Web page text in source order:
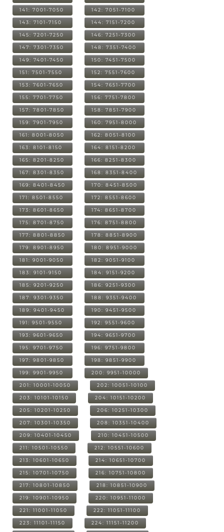
141: 7001-7050 142: 7051-7100
143: 7101-7150 144: 7151-7200
145: 7201-7250 146: 7251-7300
147: 7301-7350 148: 7351-7400
149: 7401-7450 150: 7451-7500
151: 7501-7550 152: 7551-7600
153: 7601-7650 154: 7651-7700
155: 7701-7750 156: 7751-7800
157: 7801-7850 158: 7851-7900
159: 7901-7950 160: 7951-8000
161: 8001-8050 162: 8051-8100
163: 8101-8150 164: 8151-8200
165: 8201-8250 166: 8251-8300
167: 8301-8350 168: 8351-8400
169: 8401-8450 170: 8451-8500
171: 8501-8550 172: 8551-8600
173: 8601-8650 174: 8651-8700
175: 8701-8750 176: 8751-8800
177: 8801-8850 178: 8851-8900
179: 8901-8950 180: 8951-9000
181: 9001-9050 182: 9051-9100
183: 9101-9150 184: 9151-9200
185: 9201-9250 186: 9251-9300
187: 9301-9350 188: 9351-9400
189: 9401-9450 190: 9451-9500
191: 9501-9550 192: 9551-9600
193: 9601-9650 194: 9651-9700
195: 9701-9750 196: 9751-9800
197: 9801-9850 198: 9851-9900
199: 9901-9950 200: 9951-10000
201: 10001-10050 202: 10051-10100
203: 10101-10150 204: 10151-10200
205: 10201-10250 206: 10251-10300
207: 10301-10350 208: 10351-10400
209: 10401-10450 210: 10451-10500
211: 10501-10550 212: 10551-10600
213: 10601-10650 214: 10651-10700
215: 10701-10750 216: 10751-10800
217: 10801-10850 218: 10851-10900
219: 10901-10950 220: 10951-11000
221: 11001-11050 222: 11051-11100
223: 11101-11150 224: 11151-11200